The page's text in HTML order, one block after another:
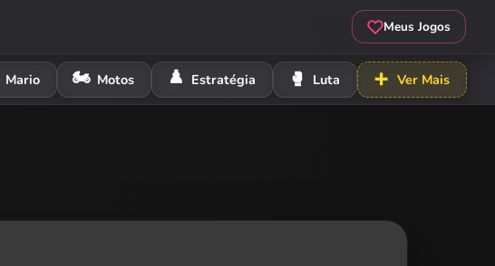
Meus Jogos
Mario 🏍️ Motos ♟️ Estratégia 🥊 Luta ➕ Ver Mais